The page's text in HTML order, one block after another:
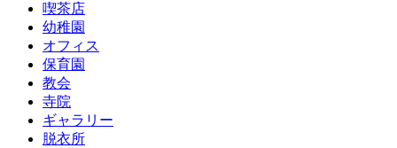
喫茶店
幼稚園
オフィス
保育園
教会
寺院
ギャラリー
脱衣所